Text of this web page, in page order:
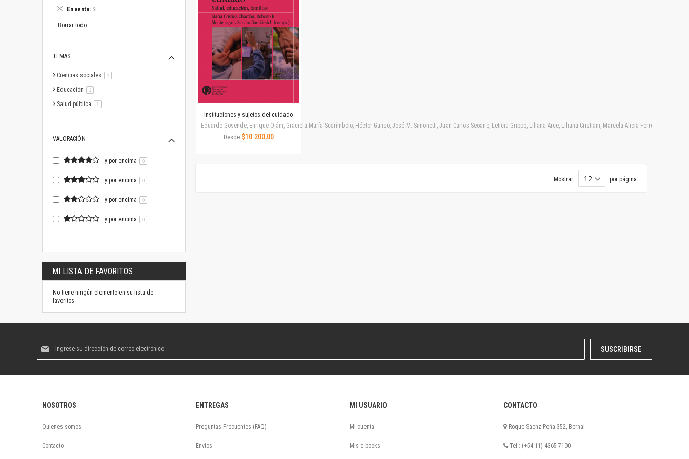
Revista de Ciencias Sociales. Segunda época
Fondo editorial
Biomedicina
Coediciones
Jornadas académicas
La ideología argentina
Libros de arte
Intersecciones
Series
Encuentros
Cursos
Instituciones y sujetos del cuidado
Eduardo Gosende, Enrique Ojám, Graciela María Scarímbolo, Héctor Ganso, José M. Simonetti, Juan Carlos Seoane, Leticia Grippo, Liliana Arce, Liliana Cristiani, Marcela Alicia Ferreyra,
Desde $10.200,00
Mostrar por página
artículo
En venta Si
Eliminar
artículo
Borrar todo
TEMAS
Ciencias sociales 1
Educación 1
Salud pública 1
VALORACIÓN
y por encima 0
y por encima 0
y por encima 0
y por encima 0
MI LISTA DE FAVORITOS
No tiene ningún elemento en su lista de
favoritos.
boletín
SUSCRIBIRSE
NOSOTROS
Quienes somos
Contacto
ENTREGAS
Preguntas Frecuentes (FAQ)
Envios
MI USUARIO
Mi cuenta
Mis e-books
CONTACTO
Roque Sáenz Peña 352, Bernal
Tel.: (+54 11) 4365 7100